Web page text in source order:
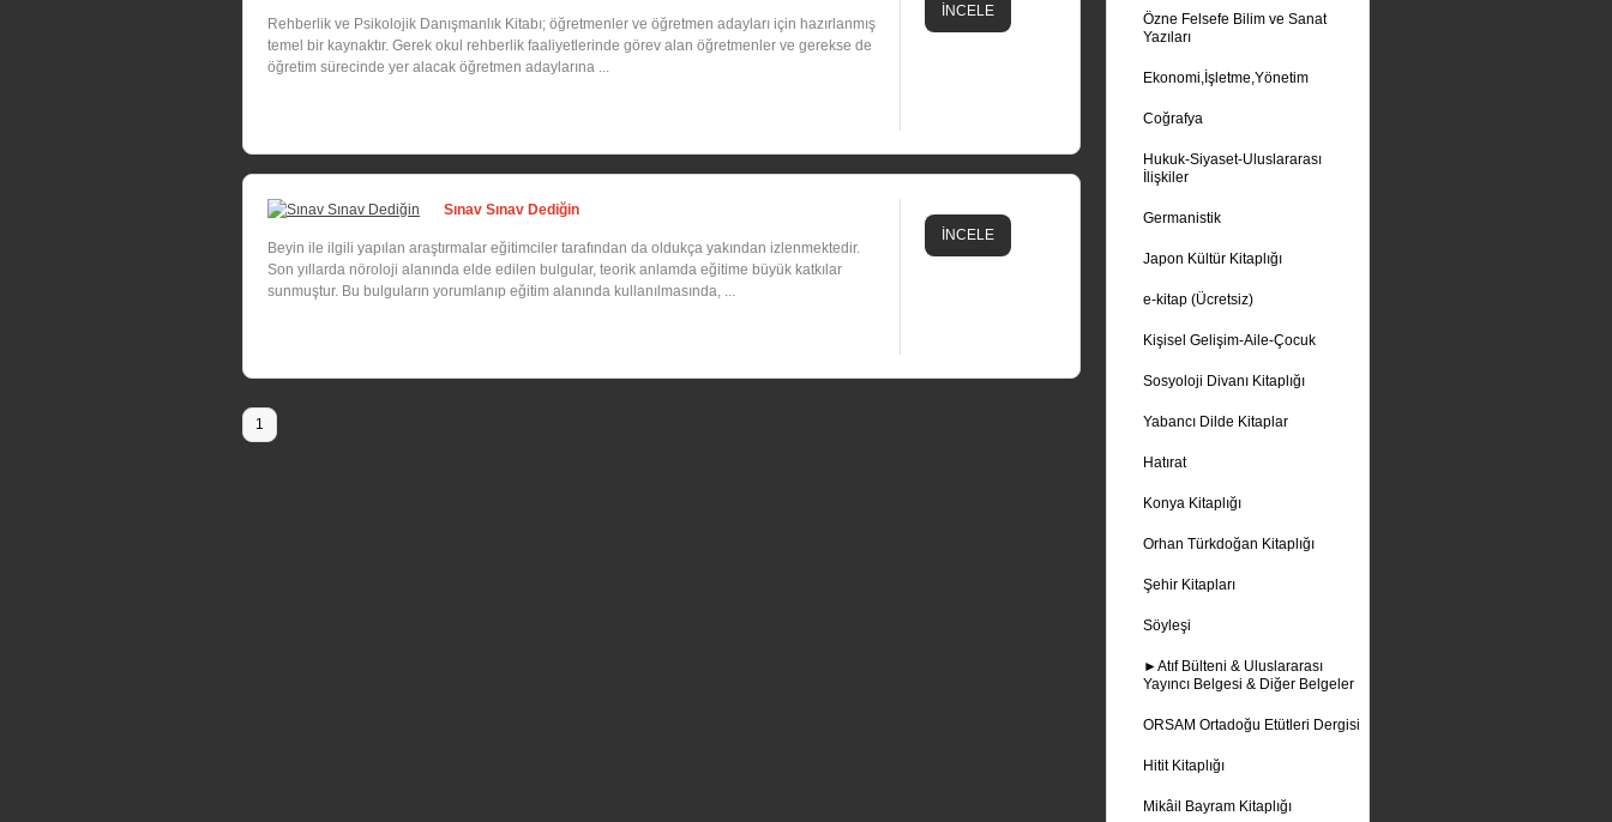
Özne Felsefe Bilim ve Sanat
Yazıları
Ekonomi,İşletme,Yönetim
Coğrafya
Hukuk-Siyaset-Uluslararası
İlişkiler
Germanistik
Japon Kültür Kitaplığı
e-kitap (Ücretsiz)
Kişisel Gelişim-Aile-Çocuk
Sosyoloji Divanı Kitaplığı
Yabancı Dilde Kitaplar
Hatırat
Konya Kitaplığı
Orhan Türkdoğan Kitaplığı
Şehir Kitapları
Söyleşi
►Atıf Bülteni & Uluslararası
Yayıncı Belgesi & Diğer Belgeler
ORSAM Ortadoğu Etütleri Dergisi
Hitit Kitaplığı
Mikâil Bayram Kitaplığı
İNCELE
Rehberlik ve Psikolojik Danışmanlık Kitabı; öğretmenler ve öğretmen adayları için hazırlanmış
temel bir kaynaktır. Gerek okul rehberlik faaliyetlerinde görev alan öğretmenler ve gerekse de
öğretim sürecinde yer alacak öğretmen adaylarına ...
İNCELE
Sınav Sınav Dediğin
Beyin ile ilgili yapılan araştırmalar eğitimciler tarafından da oldukça yakından izlenmektedir.
Son yıllarda nöroloji alanında elde edilen bulgular, teorik anlamda eğitime büyük katkılar
sunmuştur. Bu bulguların yorumlanıp eğitim alanında kullanılmasında, ...
1